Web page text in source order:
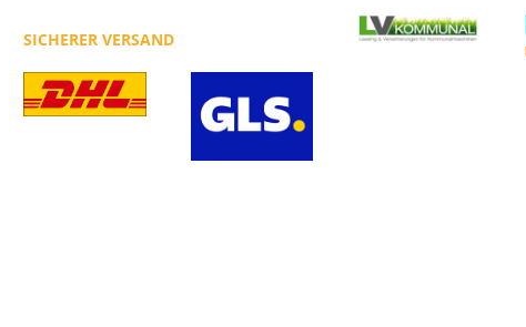
SICHERER VERSAND